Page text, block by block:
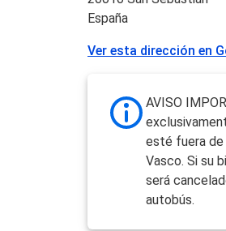
España
Ver esta dirección en
AVISO
esté fuera de
Vasco. Si su
será
autobús.